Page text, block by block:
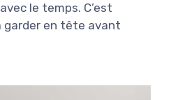
le temps. C’est
garder en tête avant